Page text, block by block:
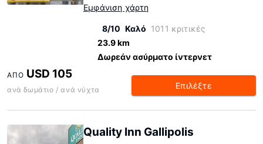
Εμφάνιση χάρτη
8/10 Καλό 1011 κριτικές
23.9 km
Δωρεάν ασύρματο ίντερνετ
ΑΠΌ USD 105
ανά δωμάτιο / ανά νύχτα Επιλέξτε
Quality Inn Gallipolis